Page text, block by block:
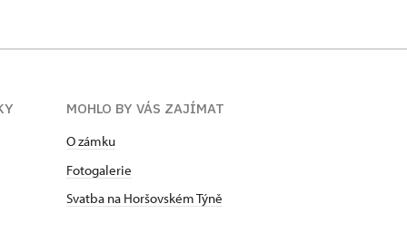
MOHLO BY VÁS ZAJÍMAT
O zámku
Fotogalerie
Svatba na Horšovském Týně